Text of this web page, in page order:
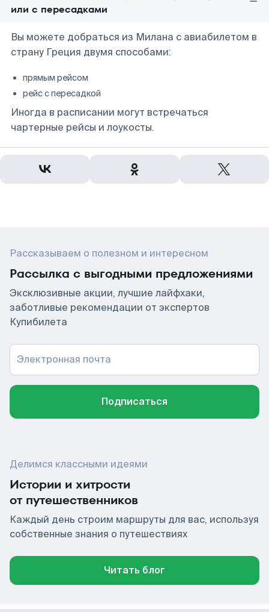
или с пересадками
Вы можете добраться из Милана с авиабилетом в
страну Греция двумя способами:
прямым рейсом
рейс с пересадкой
Иногда в расписании могут встречаться
чартерные рейсы и лоукосты.
Рассказываем о полезном и интересном
Рассылка с выгодными предложениями
Эксклюзивные акции, лучшие лайфхаки,
заботливые рекомендации от экспертов
Купибилета
Электронная почта
Подписаться
Делимся классными идеями
Истории и хитрости
от путешественников
Каждый день строим маршруты для вас, используя
собственные знания о путешествиях
Читать блог